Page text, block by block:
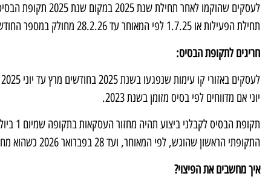
לעסקים שהוקמו לאחר
תחילת הפעילות או 1.7.25 לפי המאוחר עד 28.2.26 מחולק במספר החודשים ומוכפל ב – 12.
חריגים לתקופת הבסיס:
יוני אם מדווחים לפי בסיס מזומן בשנת 2023.
התקופתי הראשון שהוגש, לפי המאוחר, ועד 28 בפברואר 2026 כשהוא מחולק במספר חודשי הפעילות ומוכפל ב- 2.
איך מחשבים את הפיצוי?